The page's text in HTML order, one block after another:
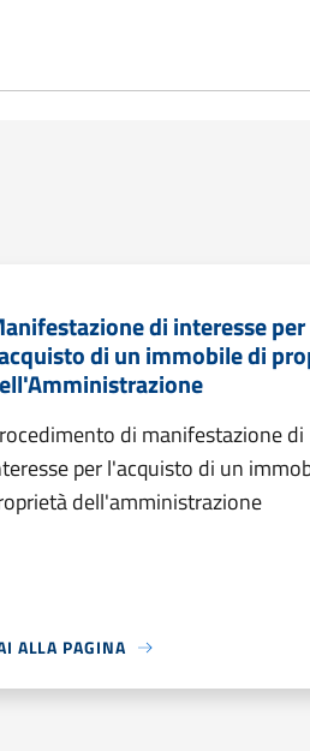
di interesse per
di un immobile di
di manifestazione di
per l'acquisto di un
dell'amministrazione
ALLA PAGINA